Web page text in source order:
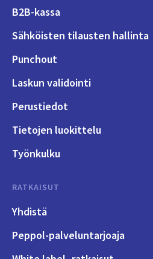
B2B-kassa
Sähköisten tilausten hallinta
Punchout
Laskun validointi
Perustiedot
Tietojen luokittelu
Työnkulku
RATKAISUT
Yhdistä
Peppol-palveluntarjoaja